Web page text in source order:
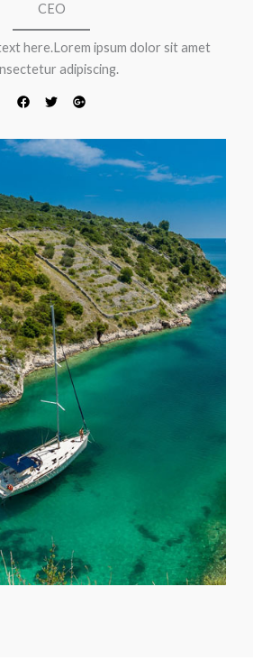
CEO
here.Lorem ipsum dolor sit amet
adipiscing.